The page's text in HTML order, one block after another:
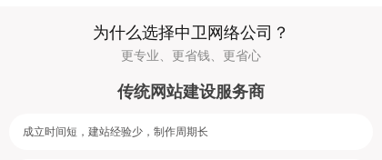
为什么选择中卫网络公司？
更专业、更省钱、更省心
传统网站建设服务商
成立时间短，建站经验少，制作周期长